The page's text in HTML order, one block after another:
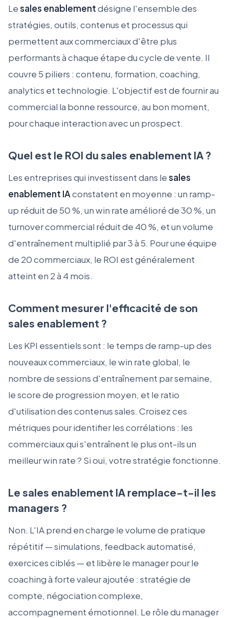
Lesales enablementdésigne l'ensemble des
stratégies, outils, contenus et processus qui
permettent aux commerciaux d'être plus
performants à chaque étape du cycle de vente. Il
couvre 5 piliers : contenu, formation, coaching,
analytics et technologie. L'objectif est de fournir au
commercial la bonne ressource, au bon moment,
pour chaque interaction avec un prospect.
Quel est le ROI du sales enablement IA ?
Les entreprises qui investissent dans lesales
enablement IAconstatent en moyenne : un ramp-
up réduit de 50 %, un win rate amélioré de 30 %, un
turnover commercial réduit de 40 %, et un volume
d'entraînement multiplié par 3 à 5. Pour une équipe
de 20 commerciaux, le ROI est généralement
atteint en 2 à 4 mois.
Comment mesurer l'efficacité de son
sales enablement ?
Les KPI essentiels sont : le temps de ramp-up des
nouveaux commerciaux, le win rate global, le
nombre de sessions d'entraînement par semaine,
le score de progression moyen, et le ratio
d'utilisation des contenus sales. Croisez ces
métriques pour identifier les corrélations : les
commerciaux qui s'entraînent le plus ont-ils un
meilleur win rate ? Si oui, votre stratégie fonctionne.
Le sales enablement IA remplace-t-il les
managers ?
Non. L'IA prend en charge le volume de pratique
répétitif — simulations, feedback automatisé,
exercices ciblés — et libère le manager pour le
coaching à forte valeur ajoutée : stratégie de
compte, négociation complexe,
accompagnement émotionnel. Le rôle du manager